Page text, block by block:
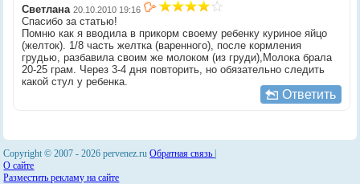
Светлана 20.10.2010 19:16
Спасибо за статью!
Помню как я вводила в прикорм своему ребенку куриное яйцо
(желток). 1/8 часть желтка (варенного), после кормления
грудью, разбавила своим же молоком (из груди),Молока брала
20-25 грам. Через 3-4 дня повторить, но обязательно следить
какой стул у ребенка.
Ответить
Copyright © 2007 -2026 pervenez.ruОбратная связь |
О сайте
Разместить рекламу на сайте